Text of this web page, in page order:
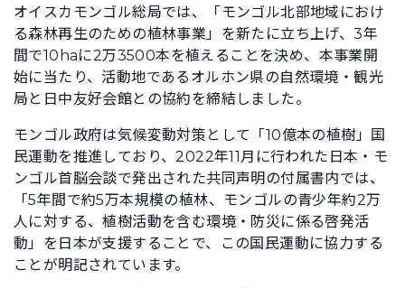
オイスカモンゴル総局では、「モンゴル北部地域におけ
る森林再生のための植林事業」を新たに立ち上げ、3年
間で10haに2万3500本を植えることを決め、本事業開
始に当たり、活動地であるオルホン県の自然環境・観光
局と日中友好会館との協約を締結しました。
モンゴル政府は気候変動対策として「10億本の植樹」国
民運動を推進しており、2022年11月に行われた日本・モ
ンゴル首脳会談で発出された共同声明の付属書内では、
「5年間で約5万本規模の植林、モンゴルの青少年約2万
人に対する、植樹活動を含む環境・防災に係る啓発活
動」を日本が支援することで、この国民運動に協力する
ことが明記されています。